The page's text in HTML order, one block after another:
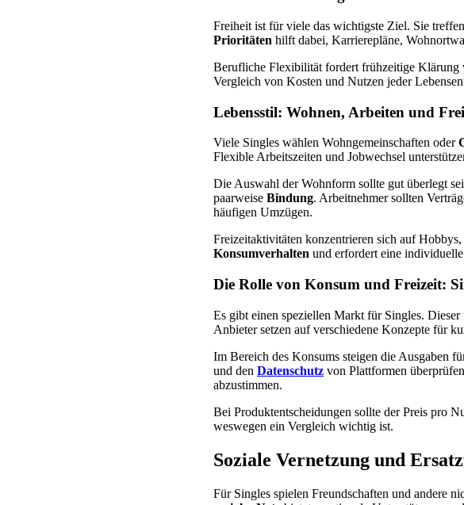
Freiheit ist für viele das wichtigste Ziel. Sie
Prioritäten hilft dabei, Karrierepläne,
Berufliche Flexibilität fordert frühzeitige Klärung
Vergleich von Kosten und Nutzen jeder
Lebensstil: Wohnen, Arbeiten und
Viele Singles wählen Wohngemeinschaften oder
Flexible Arbeitszeiten und Jobwechsel
Die Auswahl der Wohnform sollte gut überlegt
paarweise Bindung. Arbeitnehmer sollten
häufigen Umzügen.
Freizeitaktivitäten konzentrieren sich auf
Konsumverhalten und erfordert eine
Die Rolle von Konsum und Freizeit:
Es gibt einen speziellen Markt für Singles. Dieser
Anbieter setzen auf verschiedene Konzepte für
Im Bereich des Konsums steigen die Ausgaben
und den Datenschutz von Plattformen
abzustimmen.
Bei Produktentscheidungen sollte der Preis pro
weswegen ein Vergleich wichtig ist.
Soziale Vernetzung und
Für Singles spielen Freundschaften und andere